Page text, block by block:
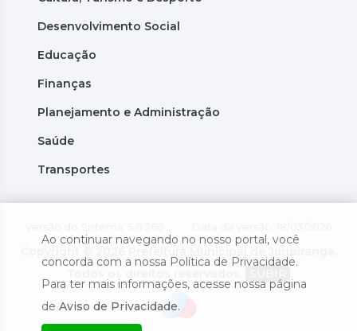
Desenvolvimento Social
Educação
Finanças
Planejamento e Administração
Saúde
Transportes
Ao continuar navegando no nosso portal, você
concorda com a nossa Política de Privacidade.
Para ter mais informações, acesse nossa página
deAviso de Privacidade.